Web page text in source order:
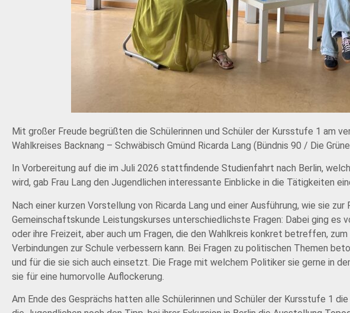
Mit großer Freude begrüßten die Schülerinnen und Schüler der Kursstufe 1 am
Wahlkreises Backnang – Schwäbisch Gmünd Ricarda Lang (Bündnis 90 / Die
In Vorbereitung auf die im Juli 2026 stattfindende Studienfahrt nach Berlin,
wird, gab Frau Lang den Jugendlichen interessante Einblicke in die Tätigkeiten
Nach einer kurzen Vorstellung von Ricarda Lang und einer Ausführung, wie sie
Gemeinschaftskunde Leistungskurses unterschiedlichste Fragen: Dabei ging es
oder ihre Freizeit, aber auch um Fragen, die den Wahlkreis konkret betreffen,
Verbindungen zur Schule verbessern kann. Bei Fragen zu politischen Themen
und für die sie sich auch einsetzt. Die Frage mit welchem Politiker sie gerne in
sie für eine humorvolle Auflockerung.
Am Ende des Gesprächs hatten alle Schülerinnen und Schüler der Kursstufe 1